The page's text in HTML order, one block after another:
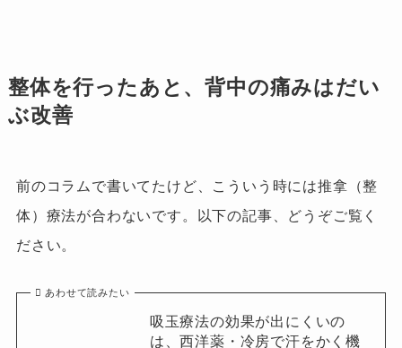
整体を行ったあと、背中の痛みはだい
ぶ改善
前のコラムで書いてたけど、こういう時には推拿（整
体）療法が合わないです。以下の記事、どうぞご覧く
ださい。
あわせて読みたい
吸玉療法の効果が出にくいの
は、西洋薬・冷房で汗をかく機